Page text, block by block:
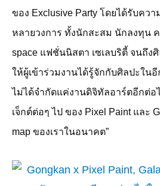
ของ Exclusive Party โดยได้รับคว
หลายวงการ ทั้งนักสะสม นักลงทุน
space แฟชั่นนิสตา เซเลบริตี้ จนถึง
ให้ผู้เข้าร่วมงานได้รู้จักกับศิลปะใน
ไม่ได้จำกัดแค่งานดิจิทัลอาร์ตอีกต่อ
เจ็กต์ต่อๆ ไป ของ Pixel Paint และ
map ของเราในอนาคต”